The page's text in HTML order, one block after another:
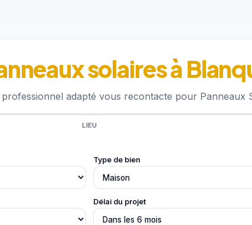
solaires à
adapté vous recontacte pour Panneaux
LIEU
Type de bien
Délai du projet